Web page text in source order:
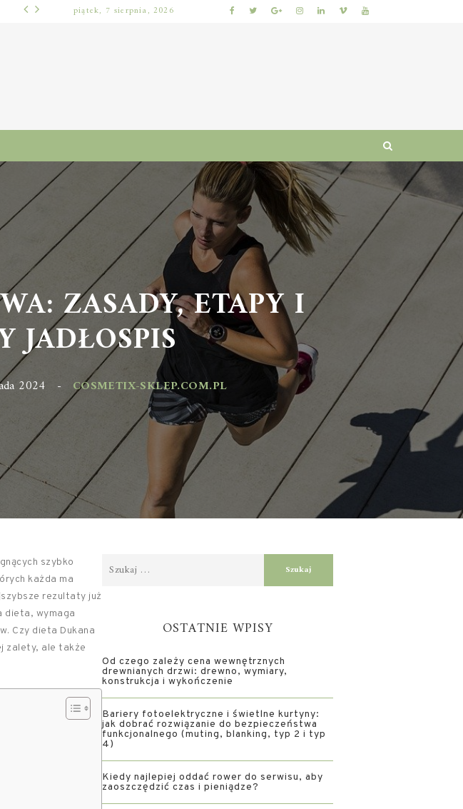
piątek, 7 sierpnia, 2026
ZASADY, ETAPY I
COSMETIX-SKLEP.COM.PL
szybko
każda ma
rezultaty już
dieta, wymaga
Czy dieta Dukana
zalety, ale także
OSTATNIE WPISY
Od czego zależy cena wewnętrznych
drewnianych drzwi: drewno, wymiary,
konstrukcja i wykończenie
Bariery fotoelektryczne i świetlne kurtyny:
jak dobrać rozwiązanie do bezpieczeństwa
funkcjonalnego (muting, blanking, typ 2 i typ
4)
Kiedy najlepiej oddać rower do serwisu, aby
zaoszczędzić czas i pieniądze?